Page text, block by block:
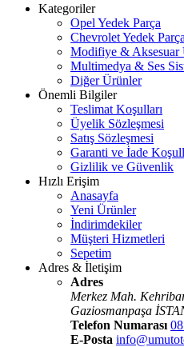
Kategoriler
Opel Yedek Parça
Chevrolet Yedek Parça
Modifiye & Aksesuar
Multimedya & Ses
Diğer Ürünler
Önemli Bilgiler
Teslimat Koşulları
Üyelik Sözleşmesi
Satış Sözleşmesi
Garanti ve İade
Gizlilik ve Güvenlik
Hızlı Erişim
Anasayfa
Yeni Ürünler
İndirimdekiler
Müşteri Hizmetleri
Sepetim
Adres & İletişim
Adres
Merkez Mah.
Gaziosmanpaşa
Telefon Numarası
E-Posta